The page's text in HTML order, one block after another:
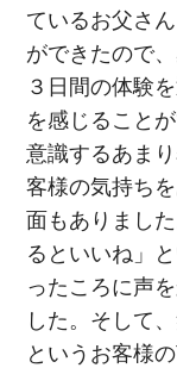
ているお父さ
ができたので
３日間の体験
を感じること
意識するあま
客様の気持ち
面もありまし
るといいね」
ったころに声
した。そして
というお客様